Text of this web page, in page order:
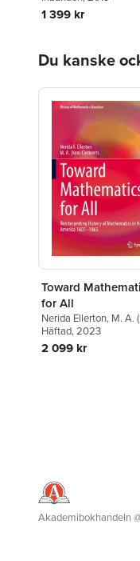
1 399 kr
Du kanske
Toward
for All
Nerida Ellerton, M. A.
Clements
Häftad, 2023
2 099 kr
Akademibokhandeln